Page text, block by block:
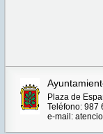
Plaza de
Teléfono: 987
e-mail: